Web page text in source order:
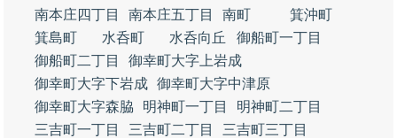
南本庄四丁目
南本庄五丁目 南町
箕沖町
箕島町
水呑町 水呑向丘
御船町一丁目
御船町二丁目
御幸町大字上岩成
御幸町大字下岩成 御幸町大字中津原
御幸町大字森脇
明神町一丁目
明神町二丁目
三吉町一丁目
三吉町二丁目
三吉町三丁目